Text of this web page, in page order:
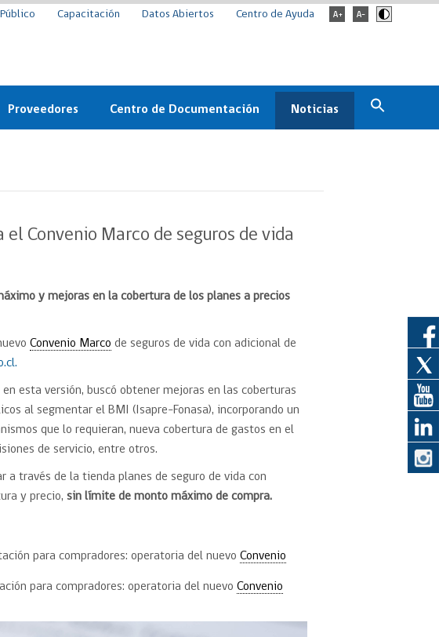
Capacitación Datos Abiertos Centro de Ayuda
Proveedores
Trato directo
Subasta inversa
Requisitos para obtener el
Sello Empresa Mujer
Centro de Documentación Noticias
Archivo de noticias
Boletines
ChileCompra
Convenio Marco de seguros de vida
y mejoras en la cobertura de los planes a precios
Convenio Marco de seguros de vida con adicional de
esta versión, buscó obtener mejoras en las coberturas
al segmentar el BMI (Isapre-Fonasa), incorporando un
que lo requieran, nueva cobertura de gastos en el
de servicio, entre otros.
a través de la tienda planes de seguro de vida con
y precio,sin límite de monto máximo de compra.
para compradores: operatoria del nuevoConvenio
para compradores: operatoria del nuevoConvenio